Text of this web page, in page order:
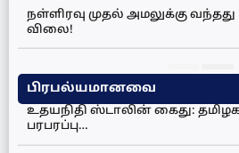
நள்ளிரவு முதல் அமலுக்கு வந்தது
விலை!
பிரபல்யமானவை
உதயநிதி ஸ்டாலின் கைது:
பரபரப்பு…